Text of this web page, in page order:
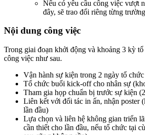
Nếu có yêu cầu công việc vượt
đây, sẽ trao đổi riêng từng
Nội dung công việc
Trong giai đoạn khởi động và khoảng 3 kỳ
công việc như sau.
Vận hành sự kiện trong 2 ngày tổ chức
Tổ chức buổi kick-off cho nhân sự
Tham gia họp chuẩn bị trước sự kiện
Liên kết với đối tác in ấn, nhận poster
lần đầu)
Lựa chọn và liên hệ không gian triển
cần thiết cho lần đầu, nếu tổ chức tại